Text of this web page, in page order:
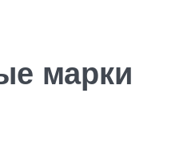
марки